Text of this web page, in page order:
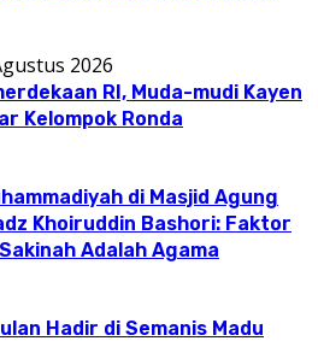
2026
RI, Muda-mudi Kayen
Kelompok Ronda
di Masjid Agung
Khoiruddin Bashori: Faktor
Adalah Agama
Hadir di Semanis Madu